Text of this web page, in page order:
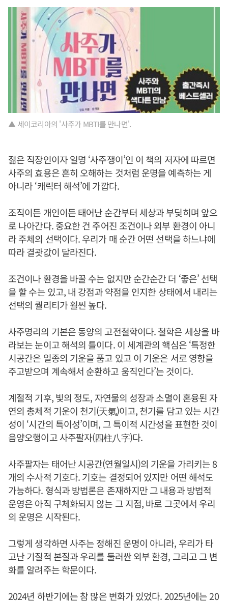
▲ 세이코리아의 '사주가 MBTI를 만나면'.
젊은 직장인이자 일명 ‘사주쟁이’인 이 책의 저자에 따르면
사주의 효용은 흔히 오해하는 것처럼 운명을 예측하는 게
아니라 ‘캐릭터 해석’에 가깝다.
조직이든 개인이든 태어난 순간부터 세상과 부딪히며 앞으
로 나아간다. 중요한 건 주어진 조건이나 외부 환경이 아니
라 주체의 선택이다. 우리가 매 순간 어떤 선택을 하느냐에
따라 결괏값이 달라진다.
조건이나 환경을 바꿀 수는 없지만 순간순간 더 ‘좋은’ 선택
을 할 수는 있고, 내 강점과 약점을 인지한 상태에서 내리는
선택의 퀄리티가 훨씬 높다.
사주명리의 기본은 동양의 고전철학이다. 철학은 세상을 바
라보는 눈이고 해석의 틀이다. 이 세계관의 핵심은 ‘특정한
시공간은 일종의 기운을 품고 있고 이 기운은 서로 영향을
주고받으며 계속해서 순환하고 움직인다’는 것이다.
계절적 기후, 빛의 정도, 자연물의 성장과 소멸이 혼융된 자
연의 총체적 기운이 천기(天氣)이고, 천기를 담고 있는 시간
성이 ‘시간의 특이성’이며, 그 특이적 시간성을 표현한 것이
음양오행이고 사주팔자(四柱八字)다.
사주팔자는 태어난 시공간(연월일시)의 기운을 가리키는 8
개의 수사적 기호다. 기호는 결정되어 있지만 어떤 해석도
가능하다. 형식과 방법론은 존재하지만 그 내용과 방법적
운영은 아직 구체화되지 않는 그 지점, 바로 그곳에서 우리
의 운명은 시작된다.
그렇게 생각하면 사주는 정해진 운명이 아니라, 우리가 타
고난 기질적 본질과 우리를 둘러싼 외부 환경, 그리고 그 변
화를 알려주는 학문이다.
2024년 하반기에는 참 많은 변화가 있었다. 2025년에는 20